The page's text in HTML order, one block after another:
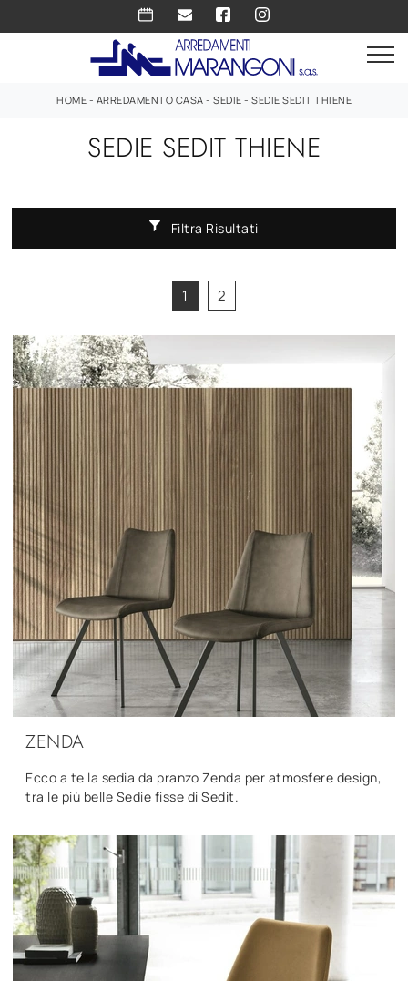
HOME - ARREDAMENTO CASA - SEDIE - SEDIE SEDIT THIENE
SEDIE SEDIT THIENE
Filtra Risultati
1 2
ZENDA
Ecco a te la sedia da pranzo Zenda per atmosfere design,
tra le più belle Sedie fisse di Sedit.